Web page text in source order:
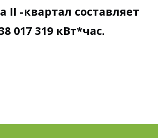
II -квартал составляет
017 319 кВт*час.